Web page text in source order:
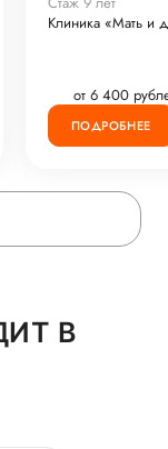
Клиника «Мать и
от 6 400
ПОДРОБНЕЕ
В